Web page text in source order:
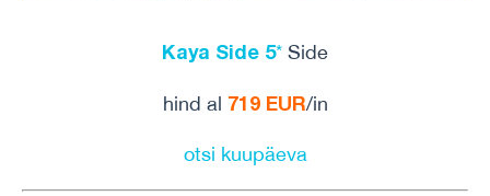
Kaya Side 5* Side
hind al 719 EUR/in
otsi kuupäeva